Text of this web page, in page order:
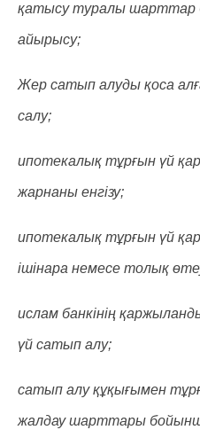
қатысу туралы шарттар
айырысу;
Жер сатып алуды қоса
салу;
ипотекалық тұрғын үй
жарнаны енгізу;
ипотекалық тұрғын үй
ішінара немесе толық
ислам банкінің
үй сатып алу;
сатып алу құқығымен
жалдау шарттары